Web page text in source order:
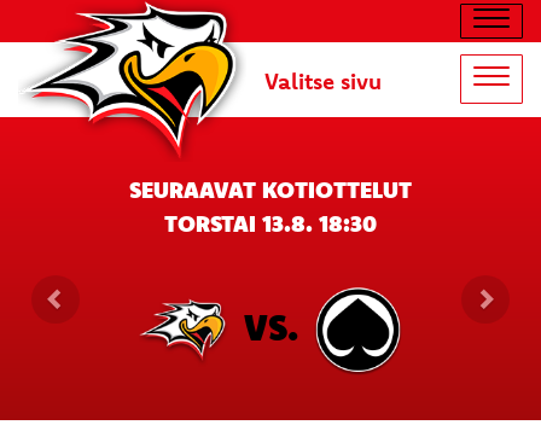
Valitse sivu
SEURAAVAT KOTIOTTELUT
TORSTAI 13.8. 18:30
VS.